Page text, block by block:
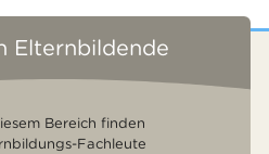
Elternbildende
Bereich finden
Fachleute